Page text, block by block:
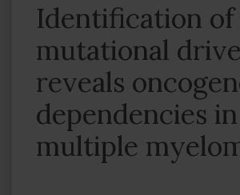
Identification of
mutational
reveals
dependencies in
multiple